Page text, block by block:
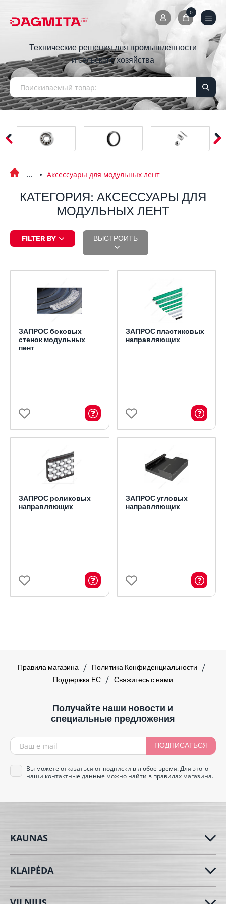
0
0
Технические решения для промышленности
и сельского хозяйства
Аксессуары для модульных лент
КАТЕГОРИЯ: АКСЕССУАРЫ ДЛЯ
МОДУЛЬНЫХ ЛЕНТ
FILTER BY ВЫСТРОИТЬ
ЗАПРОС боковых
стенок модульных
пент
ЗАПРОС пластиковых
направляющих
ЗАПРОС роликовых
направляющих
ЗАПРОС угловых
направляющих
Правила магазина
Политика Конфиденциальности
Поддержка ЕС
Свяжитесь с нами
Получайте наши новости и
специальные предложения
ПОДПИСАТЬСЯ
Вы можете отказаться от подписки в любое время. Для этого
наши контактные данные можно найти в правилах магазина.
KAUNAS
KLAIPĖDA